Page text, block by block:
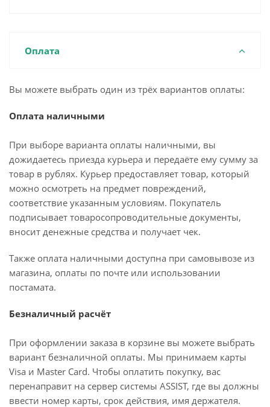
Оплата
Вы можете выбрать один из трёх вариантов оплаты:
Оплата наличными
При выборе варианта оплаты наличными, вы
дожидаетесь приезда курьера и передаёте ему сумму за
товар в рублях. Курьер предоставляет товар, который
можно осмотреть на предмет повреждений,
соответствие указанным условиям. Покупатель
подписывает товаросопроводительные документы,
вносит денежные средства и получает чек.
Также оплата наличными доступна при самовывозе из
магазина, оплаты по почте или использовании
постамата.
Безналичный расчёт
При оформлении заказа в корзине вы можете выбрать
вариант безналичной оплаты. Мы принимаем карты
Visa и Master Card. Чтобы оплатить покупку, вас
перенаправит на сервер системы ASSIST, где вы должны
ввести номер карты, срок действия, имя держателя.